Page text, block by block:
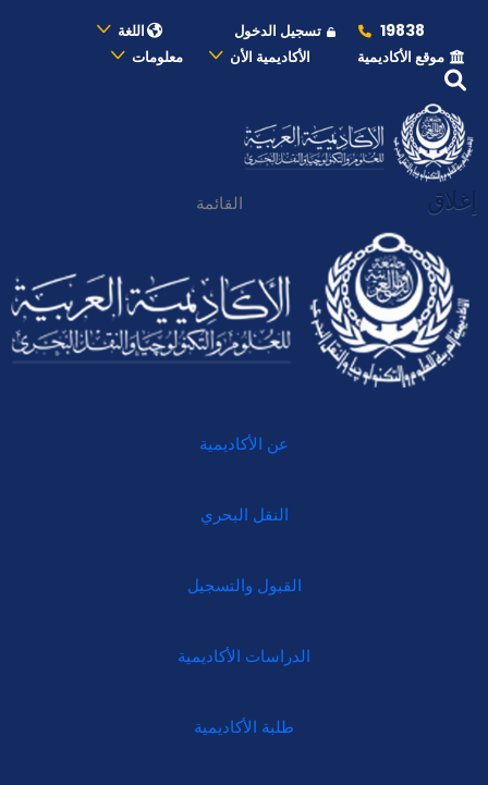
19838 تسجيل الدخول
اللغة
موقع الأكاديمية
الأكاديمية الأن معلومات
إغلاق القائمة
عن الأكاديمية
النقل البحري
القبول والتسجيل
الدراسات الأكاديمية
طلبة الأكاديمية